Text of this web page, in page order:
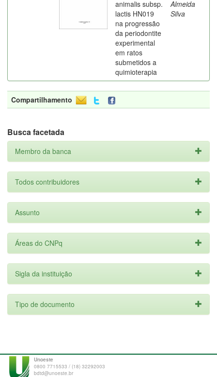
animalis subsp.
lactis HN019
na progressão
da periodontite
experimental
em ratos
submetidos a
quimioterapia
Almeida
Silva
Compartilhamento
Busca facetada
Membro da banca
Todos contribuidores
Assunto
Áreas do CNPq
Sigla da instituição
Tipo de documento
Unoeste
0800 7715533 / (18) 32292003
bdtd@unoeste.br